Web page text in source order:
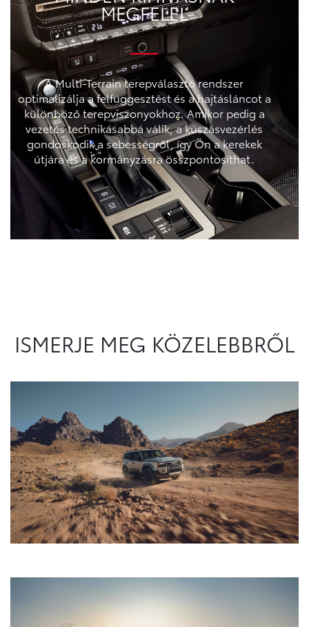
MEGFELEL
A Multi-Terrain terepválasztó rendszer
optimalizálja a felfüggesztést és a hajtásláncot a
különböző terepviszonyokhoz. Amikor pedig a
vezetés technikásabbá válik, a kúszásvezérlés
gondoskodik a sebességről, így Ön a kerekek
útjára és a kormányzásra összpontosíthat.
ISMERJE MEG KÖZELEBBRŐL